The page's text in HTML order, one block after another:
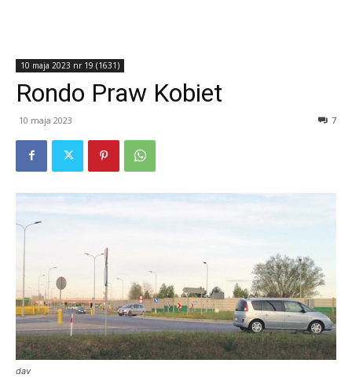
10 maja 2023 nr 19 (1631)
Rondo Praw Kobiet
10 maja 2023 7
dav